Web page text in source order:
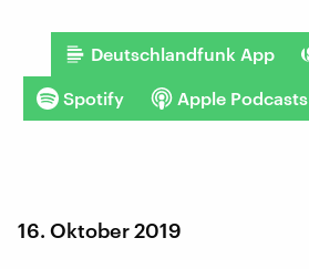
Deutschlandfunk App
Spotify Apple Podcasts
16. Oktober 2019